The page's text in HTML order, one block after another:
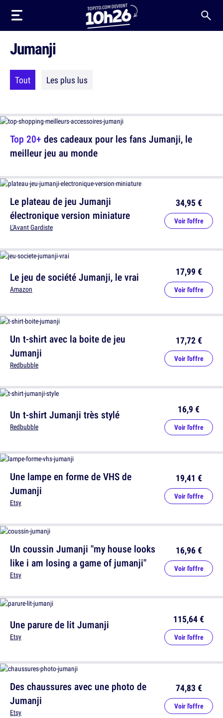
Jumanji
Tout Les plus lus
Top 20+ des cadeaux pour les fans Jumanji, le
meilleur jeu au monde
Le plateau de jeu Jumanji
électronique version miniature
L'Avant Gardiste
34,95 €
Voir l'offre
Un t-shirt Jumanji très stylé
Redbubble
16,9 €
Voir l'offre
Un coussin Jumanji "my house looks
like i am losing a game of jumanji"
Etsy
16,96 €
Voir l'offre
Des chaussures avec une photo de
Jumanji
Etsy
74,83 €
Voir l'offre
Le jeu de société Jumanji, le vrai
Amazon
17,99 €
Voir l'offre
Un t-shirt avec la boite de jeu
Jumanji
Redbubble
17,72 €
Voir l'offre
Une lampe en forme de VHS de
Jumanji
Etsy
19,41 €
Voir l'offre
Une parure de lit Jumanji
Etsy
115,64 €
Voir l'offre